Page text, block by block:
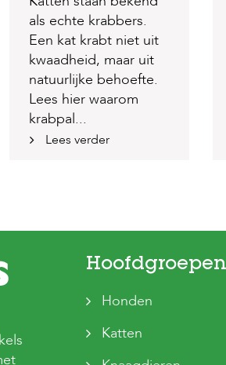
als echte krabbers.
Een kat krabt niet uit
kwaadheid, maar uit
natuurlijke behoefte.
Lees hier waarom
krabpal...
Lees verder
Hoofdgroepen
Honden
Katten